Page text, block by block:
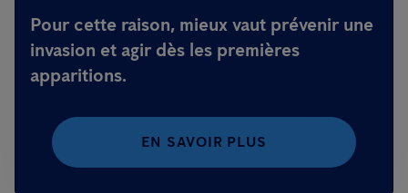
Pour cette raison, mieux vaut prévenir une
invasion et agir dès les premières
apparitions.
EN SAVOIR PLUS